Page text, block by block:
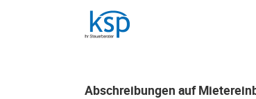
Abschreibungen auf